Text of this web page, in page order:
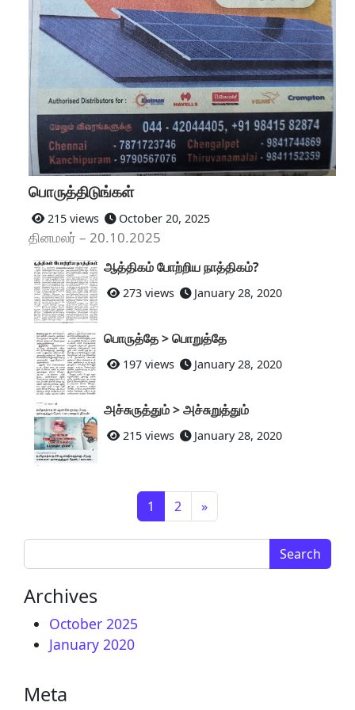
பொருத்திடுங்கள்
215 views October 20, 2025
தினமலர் – 20.10.2025
ஆத்திகம் போற்றிய நாத்திகம்?
273 views January 28, 2020
பொருத்தே > பொறுத்தே
197 views January 28, 2020
அச்சுருத்தும் > அச்சுறுத்தும்
215 views January 28, 2020
Posts navigation
1 2 »
Search for:
Archives
October 2025
January 2020
Meta